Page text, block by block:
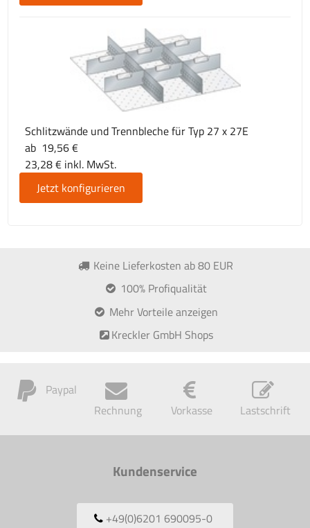
Schlitzwände und Trennbleche für Typ 27 x 27E
ab 19,56 €
23,28 € inkl. MwSt.
Jetzt konfigurieren
Keine Lieferkosten ab 80 EUR
100% Profiqualität
Mehr Vorteile anzeigen
Kreckler GmbH Shops
Paypal
Rechnung
Vorkasse Lastschrift
Kundenservice
+49(0)6201 690095-0